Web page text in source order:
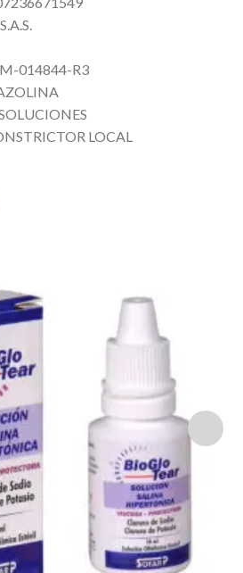
014844-R3
LOCAL